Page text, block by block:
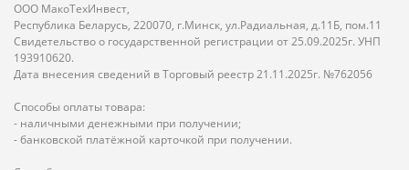
ООО МакоТехИнвест,
Республика Беларусь, 220070, г.Минск, ул.Радиальная, д.11Б, пом.11
Свидетельство о государственной регистрации от 25.09.2025г. УНП
193910620.
Дата внесения сведений в Торговый реестр 21.11.2025г. №762056
Способы оплаты товара:
- наличными денежными при получении;
- банковской платёжной карточкой при получении.